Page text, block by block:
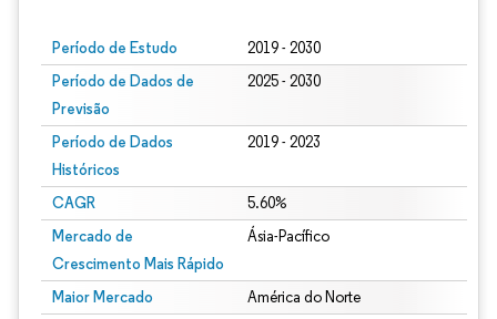
Período de Estudo 2019 - 2030
Período de Dados de
Previsão
2025 - 2030
Período de Dados
Históricos
2019 - 2023
CAGR 5.60%
Mercado de
Crescimento Mais Rápido
Ásia-Pacífico
Maior Mercado América do Norte